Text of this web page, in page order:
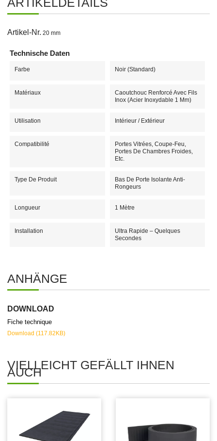
Artikel-Nr. 20 mm
Technische Daten
Farbe Noir (standard)
Matériaux
Caoutchouc Renforcé Avec Fils
Inox (acier Inoxydable 1 Mm)
Utilisation Intérieur / Extérieur
Compatibilité
Portes Vitrées, Coupe-Feu,
Portes De Chambres Froides,
Etc.
Type De Produit
Bas De Porte Isolante Anti-
Rongeurs
Longueur 1 Mètre
Installation
Ultra Rapide – Quelques
Secondes
ANHÄNGE
DOWNLOAD
Fiche technique
Download (117.82KB)
VIELLEICHT GEFÄLLT IHNEN
AUCH